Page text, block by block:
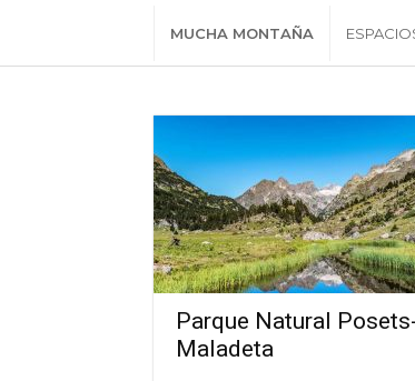
MUCHA MONTAÑA
Parque Natural
Maladeta